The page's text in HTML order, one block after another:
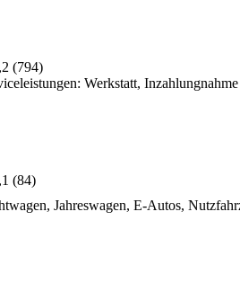
(794)
: Werkstatt, Inzahlungnahme
(84)
Jahreswagen, E-Autos,